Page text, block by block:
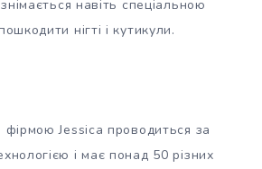
навіть спеціальною
нігті і кутикули.
Jessica проводиться за
і має понад 50 різних